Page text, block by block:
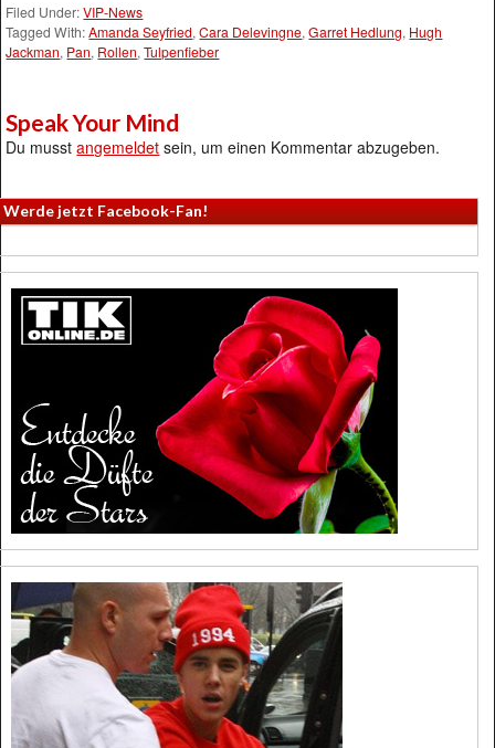
Filed Under:VIP-News
Tagged With:Amanda Seyfried,Cara Delevingne,Garret Hedlung, Hugh
Jackman, Pan, Rollen,Tulpenfieber
Speak Your Mind
Du musstangemeldet sein, um einen Kommentar abzugeben.
Werde jetzt Facebook-Fan!